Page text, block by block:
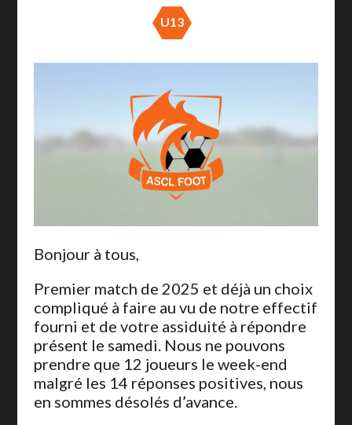
U13
Bonjour à tous,
Premier match de 2025 et déjà un choix
compliqué à faire au vu de notre effectif
fourni et de votre assiduité à répondre
présent le samedi. Nous ne pouvons
prendre que 12 joueurs le week-end
malgré les 14 réponses positives, nous
en sommes désolés d’avance.